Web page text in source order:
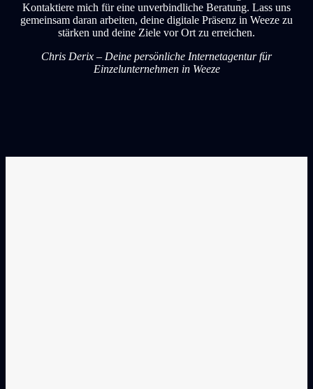
Kontaktiere mich für eine unverbindliche Beratung. Lass uns
gemeinsam daran arbeiten, deine digitale Präsenz in Weeze zu
stärken und deine Ziele vor Ort zu erreichen.
Chris Derix – Deine persönliche Internetagentur für
Einzelunternehmen in Weeze